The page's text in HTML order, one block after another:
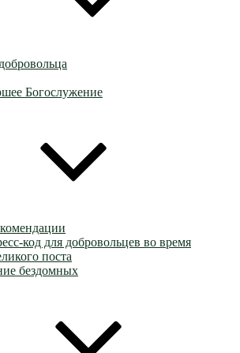
Богослужение
код для добровольцев во время
поста
бездомных